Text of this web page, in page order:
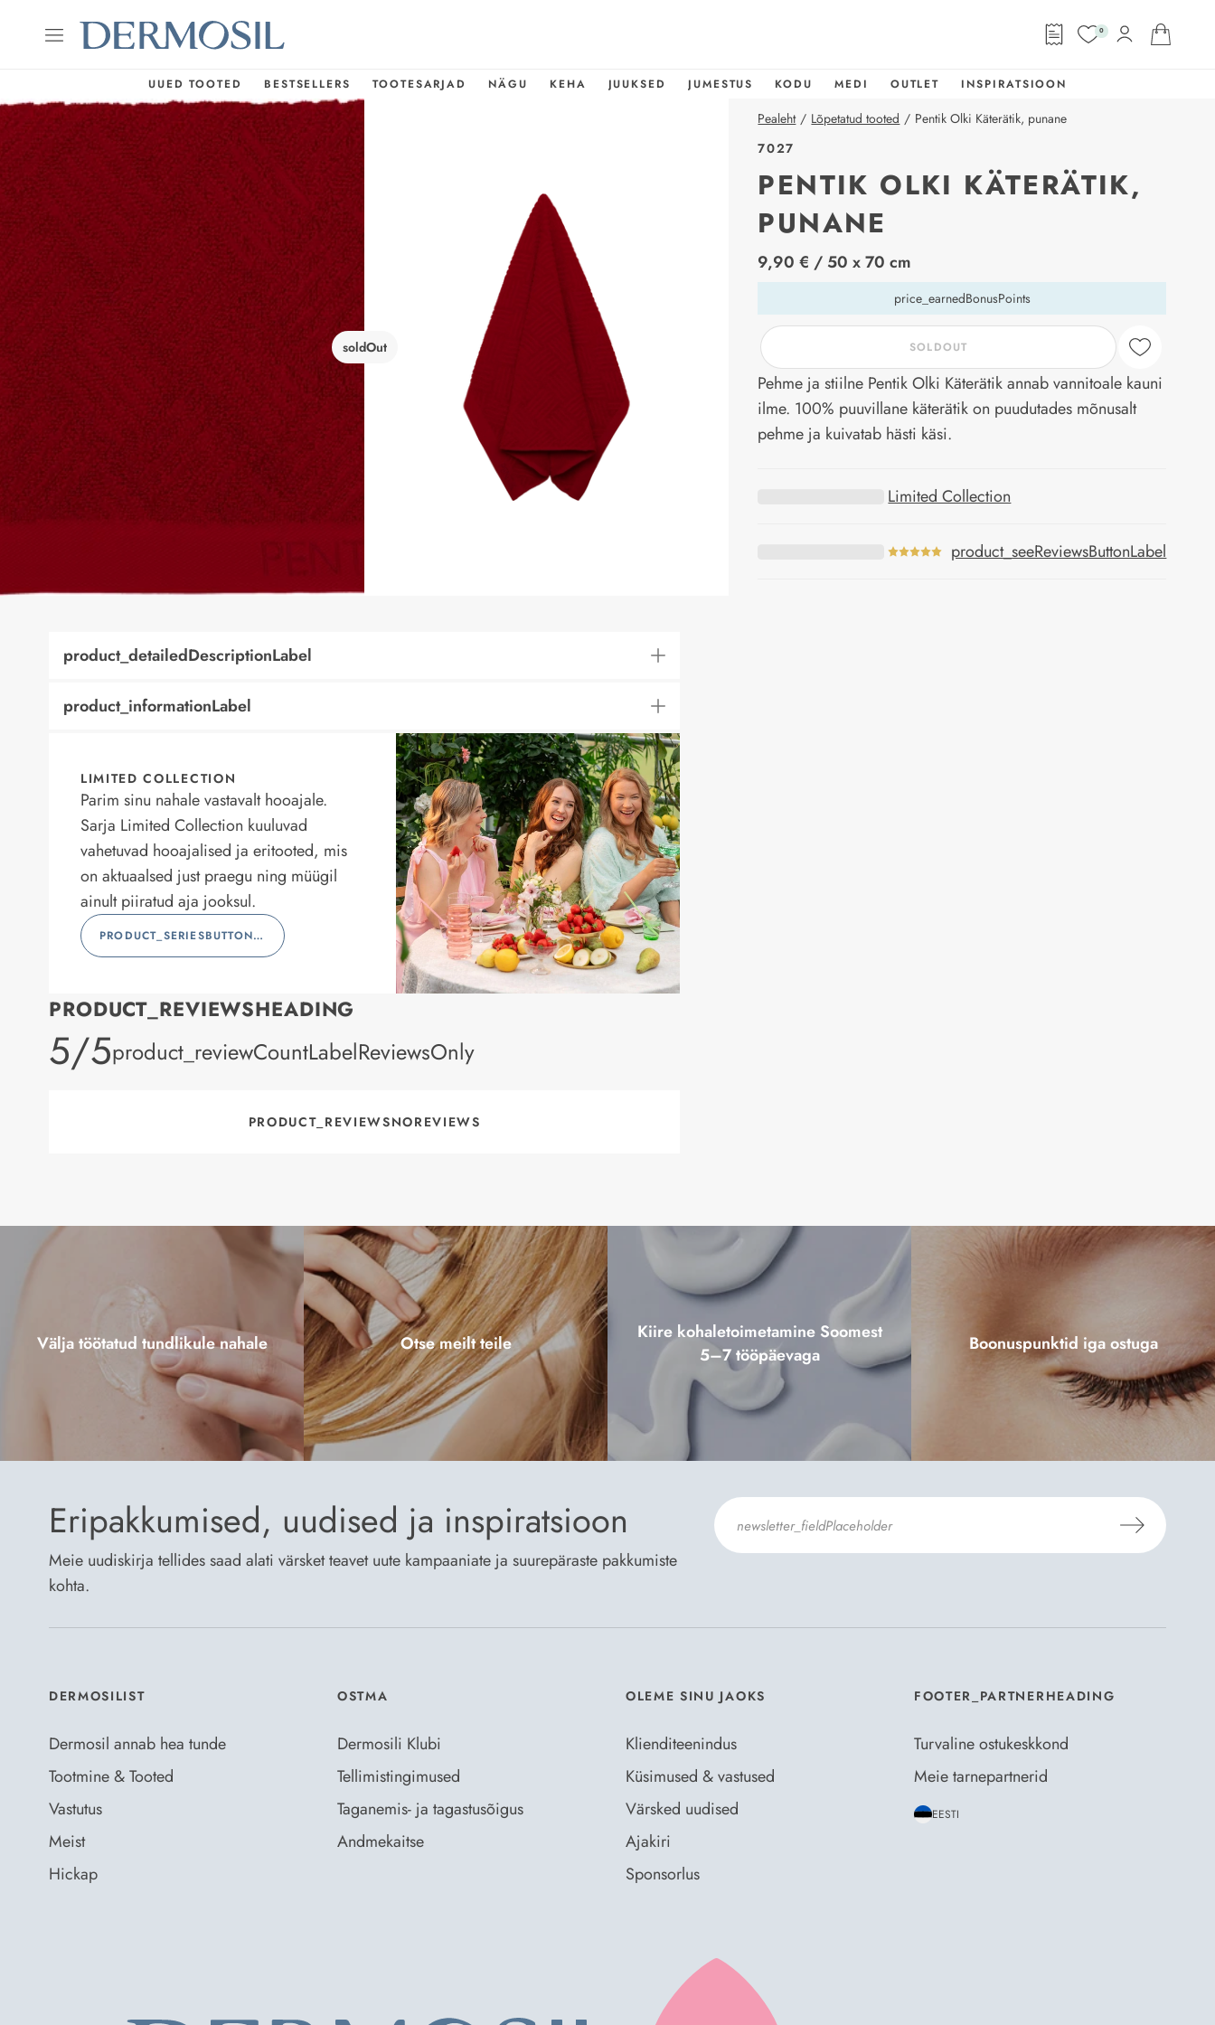
0
UUED TOOTED BESTSELLERS TOOTESARJAD NÄGU KEHA JUUKSED JUMESTUS KODU MEDI OUTLET INSPIRATSIOON
soldOut
Pealeht / Lõpetatud tooted / Pentik Olki Käterätik, punane
7027
PENTIK OLKI KÄTERÄTIK,
PUNANE
price_label
9,90 € / 50 x 70 cm
price_earnedBonusPoints
SOLDOUT
Pehme ja stiilne Pentik Olki Käterätik annab vannitoale kauni
ilme. 100% puuvillane käterätik on puudutades mõnusalt
pehme ja kuivatab hästi käsi.
Limited Collection
product_seeReviewsButtonLabel
product_detailedDescriptionLabel
product_informationLabel
LIMITED COLLECTION
Parim sinu nahale vastavalt hooajale.
Sarja Limited Collection kuuluvad
vahetuvad hooajalised ja eritooted, mis
on aktuaalsed just praegu ning müügil
ainult piiratud aja jooksul.
PRODUCT_SERIESBUTTONLABEL
PRODUCT_REVIEWSHEADING
product_rating
5/5product_reviewCountLabelReviewsOnly
PRODUCT_REVIEWSNOREVIEWS
Välja töötatud tundlikule nahale Otse meilt teile
Kiire kohaletoimetamine Soomest
5–7 tööpäevaga
Boonuspunktid iga ostuga
Eripakkumised, uudised ja inspiratsioon
Meie uudiskirja tellides saad alati värsket teavet uute kampaaniate ja suurepäraste pakkumiste
kohta.
DERMOSILIST
Dermosil annab hea tunde
Tootmine & Tooted
Vastutus
Meist
Hickap
OSTMA
Dermosili Klubi
Tellimistingimused
Taganemis- ja tagastusõigus
Andmekaitse
OLEME SINU JAOKS
Klienditeenindus
Küsimused & vastused
Värsked uudised
Ajakiri
Sponsorlus
FOOTER_PARTNERHEADING
Turvaline ostukeskkond
Meie tarnepartnerid
EESTI